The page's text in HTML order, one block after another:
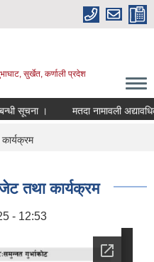
सुर्खेत, कर्णाली प्रदेश
सूचना । मतदा नामावली
तथा कार्यक्रम
- 12:53